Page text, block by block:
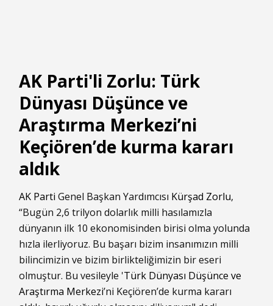
AK Parti'li Zorlu: Türk
Dünyası Düşünce ve
Araştırma Merkezi’ni
Keçiören’de kurma kararı
aldık
AK Parti Genel Başkan Yardımcısı Kürşad Zorlu,
“Bugün 2,6 trilyon dolarlık milli hasılamızla
dünyanın ilk 10 ekonomisinden birisi olma yolunda
hızla ilerliyoruz. Bu başarı bizim insanımızın milli
bilincimizin ve bizim birlikteliğimizin bir eseri
olmuştur. Bu vesileyle 'Türk Dünyası Düşünce ve
Araştırma Merkezi’ni Keçiören’de kurma kararı